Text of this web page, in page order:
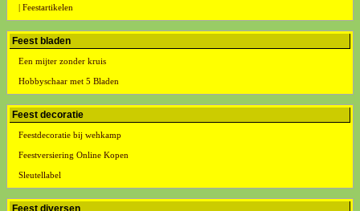
| Feestartikelen
Feest bladen
Een mijter zonder kruis
Hobbyschaar met 5 Bladen
Feest decoratie
Feestdecoratie bij wehkamp
Feestversiering Online Kopen
Sleutellabel
Feest diversen